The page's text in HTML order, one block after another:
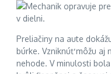
Preliačiny na aute
búrke. Vzniknúť môžu aj
nehode. V minulosti